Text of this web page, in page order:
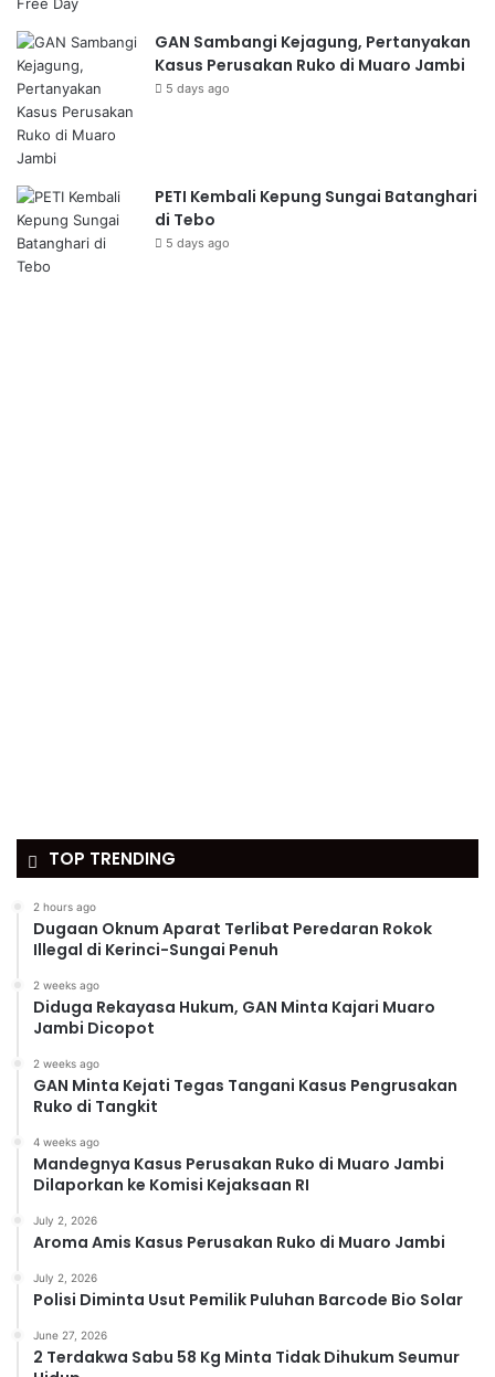
GAN Sambangi Kejagung, Pertanyakan
Kasus Perusakan Ruko di Muaro Jambi
5 days ago
PETI Kembali Kepung Sungai Batanghari
di Tebo
5 days ago
TOP TRENDING
2 hours ago
Dugaan Oknum Aparat Terlibat Peredaran Rokok
Illegal di Kerinci-Sungai Penuh
2 weeks ago
Diduga Rekayasa Hukum, GAN Minta Kajari Muaro
Jambi Dicopot
2 weeks ago
GAN Minta Kejati Tegas Tangani Kasus Pengrusakan
Ruko di Tangkit
4 weeks ago
Mandegnya Kasus Perusakan Ruko di Muaro Jambi
Dilaporkan ke Komisi Kejaksaan RI
July 2, 2026
Aroma Amis Kasus Perusakan Ruko di Muaro Jambi
July 2, 2026
Polisi Diminta Usut Pemilik Puluhan Barcode Bio Solar
June 27, 2026
2 Terdakwa Sabu 58 Kg Minta Tidak Dihukum Seumur